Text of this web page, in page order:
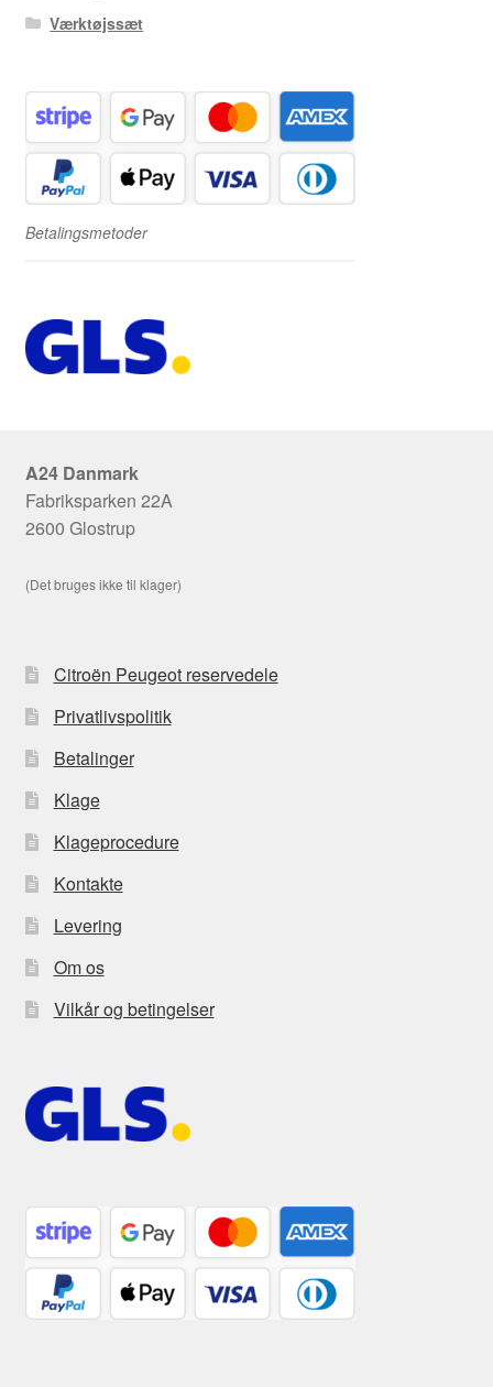
Værktøjssæt
Betalingsmetoder
A24 Danmark
Fabriksparken 22A
2600 Glostrup
(Det bruges ikke til klager)
Citroën Peugeot reservedele
Privatlivspolitik
Betalinger
Klage
Klageprocedure
Kontakte
Levering
Om os
Vilkår og betingelser